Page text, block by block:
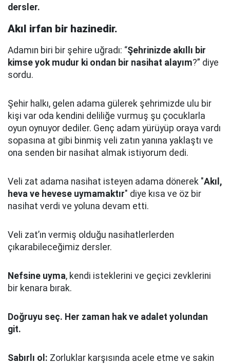
dersler.
Akıl irfan bir hazinedir.
Adamın biri bir şehire uğradı: “Şehrinizde akıllı bir
kimse yok mudur ki ondan bir nasihat alayım?” diye
sordu.
Şehir halkı, gelen adama gülerek şehrimizde ulu bir
kişi var oda kendini deliliğe vurmuş şu çocuklarla
oyun oynuyor dediler. Genç adam yürüyüp oraya vardı
sopasına at gibi binmiş veli zatın yanına yaklaştı ve
ona senden bir nasihat almak istiyorum dedi.
Veli zat adama nasihat isteyen adama dönerek "Akıl,
heva ve hevese uymamaktır" diye kısa ve öz bir
nasihat verdi ve yoluna devam etti.
Veli zat’ın vermiş olduğu nasihatlerlerden
çıkarabileceğimiz dersler.
Nefsine uyma, kendi isteklerini ve geçici zevklerini
bir kenara bırak.
Doğruyu seç. Her zaman hak ve adalet yolundan
git.
Sabırlı ol: Zorluklar karşısında acele etme ve sakin